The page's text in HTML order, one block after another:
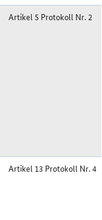
Artikel 5 Protokoll Nr. 2
Artikel 13 Protokoll Nr. 4